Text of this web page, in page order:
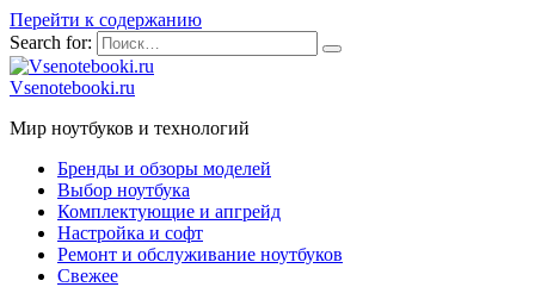
Перейти к содержанию
Search for:
Vsenotebooki.ru
Мир ноутбуков и технологий
Бренды и обзоры моделей
Выбор ноутбука
Комплектующие и апгрейд
Настройка и софт
Ремонт и обслуживание ноутбуков
Свежее